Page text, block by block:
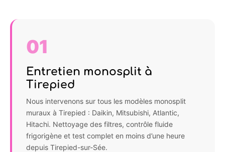
01
Entretien monosplit à
Tirepied
Nous intervenons sur tous les modèles monosplit
muraux à Tirepied : Daikin, Mitsubishi, Atlantic,
Hitachi. Nettoyage des filtres, contrôle fluide
frigorigène et test complet en moins d’une heure
depuis Tirepied-sur-Sée.